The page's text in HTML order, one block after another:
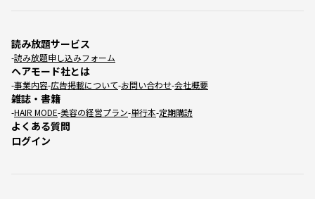
読み放題サービス
読み放題申し込みフォーム
ヘアモード社とは
事業内容 広告掲載について お問い合わせ 会社概要
雑誌・書籍
HAIR MODE 美容の経営プラン 単行本 定期購読
よくある質問
ログイン